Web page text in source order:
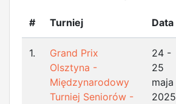
# Turniej Data
1.
Grand Prix
Olsztyna -
Międzynarodowy
Turniej Seniorów -
24 -
25
maja
2025